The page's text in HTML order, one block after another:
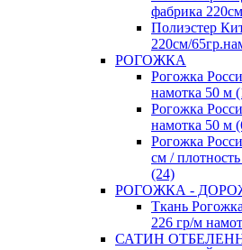
фабрика
Полиэстер
220см/
РОГОЖКА
Рогожка
намотка 50 м
Рогожка
намотка 50 м
Рогожка
см /
(24)
РОГОЖКА -
Ткань
226 гр/м
САТИН